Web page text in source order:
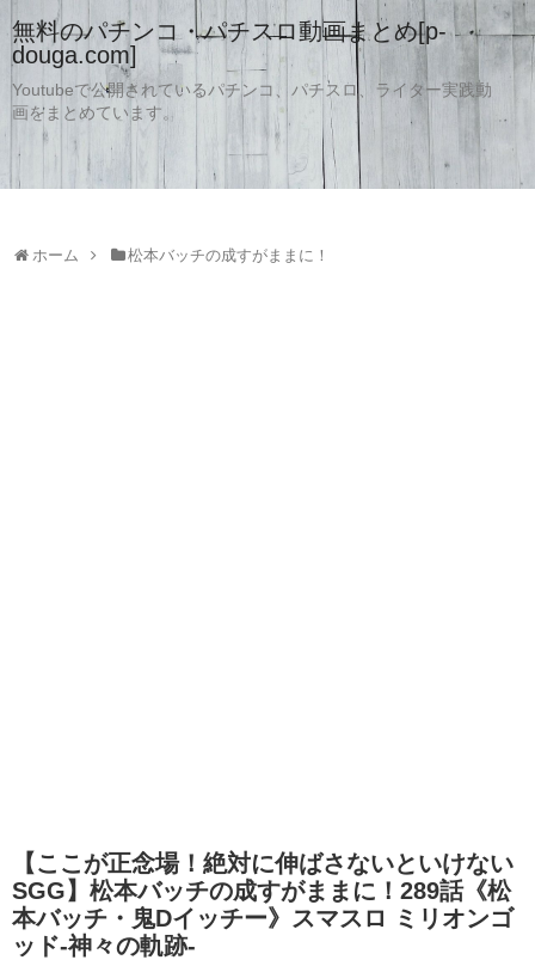
無料のパチンコ・パチスロ動画まとめ[p-
douga.com]
Youtubeで公開されているパチンコ、パチスロ、ライター実践動
画をまとめています。
ホーム 松本バッチの成すがままに！
【ここが正念場！絶対に伸ばさないといけない
SGG】松本バッチの成すがままに！289話《松
本バッチ・鬼Dイッチー》スマスロ ミリオンゴ
ッド-神々の軌跡-